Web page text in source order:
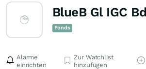
BlueB Gl IGC
Fonds
Alarme
einrichten
Zur Watchlist
hinzufügen